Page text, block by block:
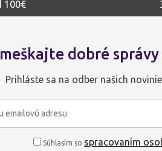
100€
dobré
Prihláste sa na odber našich
Súhlasím so spracovaním